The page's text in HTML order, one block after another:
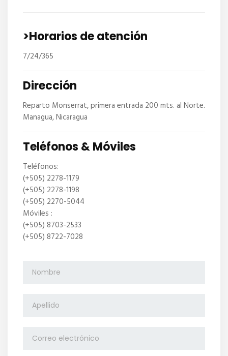
>Horarios de atención
7/24/365
Dirección
Reparto Monserrat, primera entrada 200 mts. al Norte.
Managua, Nicaragua
Teléfonos & Móviles
Teléfonos:
(+505) 2278-1179
(+505) 2278-1198
(+505) 2270-5044
Móviles :
(+505) 8703-2533
(+505) 8722-7028